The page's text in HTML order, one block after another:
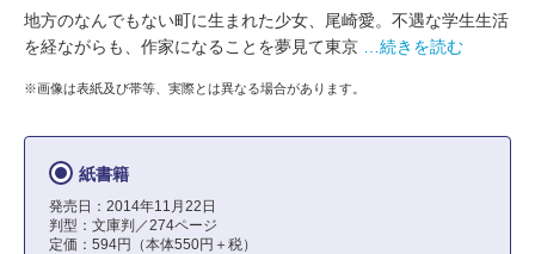
地方のなんでもない町に生まれた少女、尾崎愛。不遇な学生生活
を経ながらも、作家になることを夢見て東京
…続きを読む
※画像は表紙及び帯等、実際とは異なる場合があります。
紙書籍
発売日：2014年11月22日
判型：文庫判／274ページ
定価：594円（本体550円＋税）